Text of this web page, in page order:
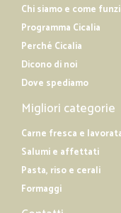
Chi siamo e come
Programma Cicalia
Perché Cicalia
Dicono di noi
Dove spediamo
Migliori categorie
Carne fresca e
Salumi e affettati
Pasta, riso e cerali
Formaggi